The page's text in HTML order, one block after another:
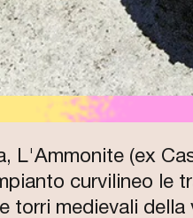
L'Ammonite (ex
curvilineo le
torri medievali